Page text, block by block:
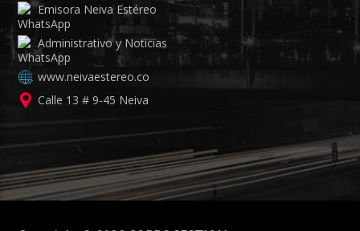
Emisora Neiva Estéreo
Administrativo y Noticias
www.neivaestereo.co
Calle 13 # 9-45 Neiva